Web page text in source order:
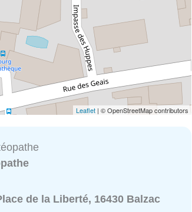
Leaflet | © OpenStreetMap contributors
de la Liberté, 16430 Balzac